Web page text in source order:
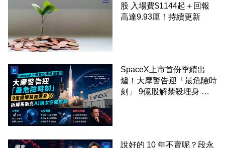
股 入場費$1144起＋回報
高達9.93厘！持續更新
SpaceX上市首份季績出
爐！大摩警告迎「最危險時
刻」 9億股解禁殺埋身 拆
說好的 10 年不賣呢？段永